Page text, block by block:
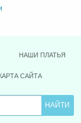
НАШИ ПЛАТЬЯ
САЙТА